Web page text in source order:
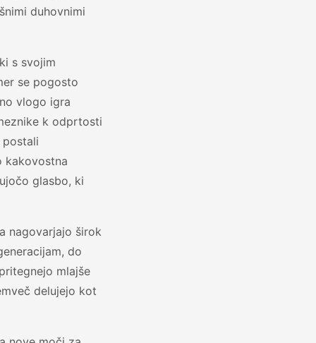
duhovnimi
s svojim
se pogosto
vlogo igra
k odprtosti
postali
kakovostna
glasbo, ki
nagovarjajo širok
do
mlajše
delujejo kot